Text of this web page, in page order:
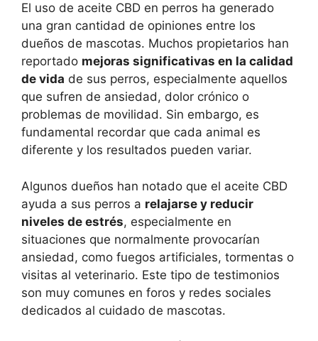
El uso de aceite CBD en perros ha generado
una gran cantidad de opiniones entre los
dueños de mascotas. Muchos propietarios han
reportado mejoras significativas en la calidad
de vida de sus perros, especialmente aquellos
que sufren de ansiedad, dolor crónico o
problemas de movilidad. Sin embargo, es
fundamental recordar que cada animal es
diferente y los resultados pueden variar.
Algunos dueños han notado que el aceite CBD
ayuda a sus perros a relajarse y reducir
niveles de estrés, especialmente en
situaciones que normalmente provocarían
ansiedad, como fuegos artificiales, tormentas o
visitas al veterinario. Este tipo de testimonios
son muy comunes en foros y redes sociales
dedicados al cuidado de mascotas.